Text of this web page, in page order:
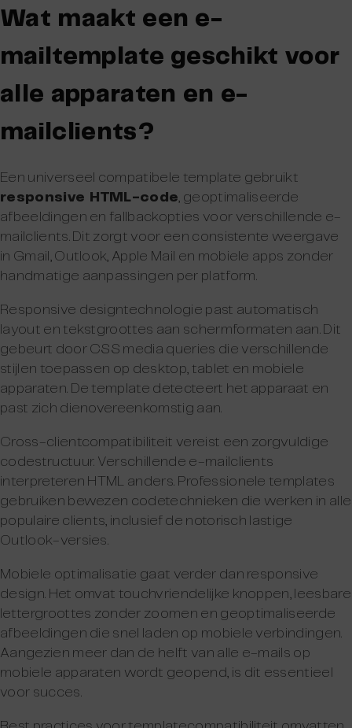
Wat maakt een e-
mailtemplate geschikt voor
alle apparaten en e-
mailclients?
Een universeel compatibele template gebruikt
responsive HTML-code , geoptimaliseerde
afbeeldingen en fallbackopties voor verschillende e-
mailclients. Dit zorgt voor een consistente weergave
in Gmail, Outlook, Apple Mail en mobiele apps zonder
handmatige aanpassingen per platform.
Responsive designtechnologie past automatisch
layout en tekstgroottes aan schermformaten aan. Dit
gebeurt door CSS media queries die verschillende
stijlen toepassen op desktop, tablet en mobiele
apparaten. De template detecteert het apparaat en
past zich dienovereenkomstig aan.
Cross-clientcompatibiliteit vereist een zorgvuldige
codestructuur. Verschillende e-mailclients
interpreteren HTML anders. Professionele templates
gebruiken bewezen codetechnieken die werken in alle
populaire clients, inclusief de notorisch lastige
Outlook-versies.
Mobiele optimalisatie gaat verder dan responsive
design. Het omvat touchvriendelijke knoppen, leesbare
lettergroottes zonder zoomen en geoptimaliseerde
afbeeldingen die snel laden op mobiele verbindingen.
Aangezien meer dan de helft van alle e-mails op
mobiele apparaten wordt geopend, is dit essentieel
voor succes.